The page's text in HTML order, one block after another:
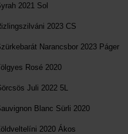
2021 Sol
2023 CS
Narancsbor 2023 Páger
Rosé 2020
Juli 2022 5L
Blanc Sürli 2020
2020 Ákos